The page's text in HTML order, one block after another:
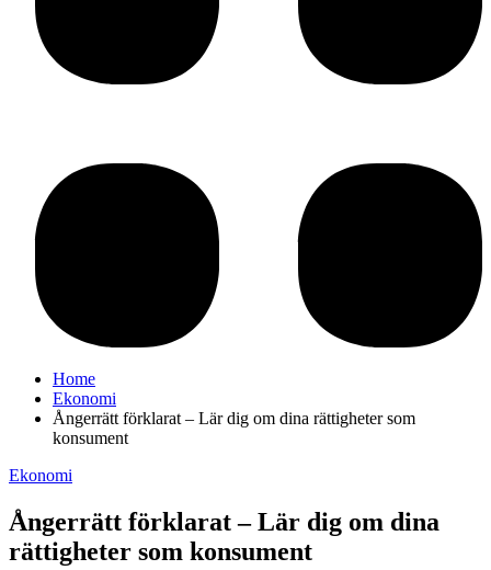
Home
Ekonomi
Ångerrätt förklarat – Lär dig om dina rättigheter som
konsument
Ekonomi
Ångerrätt förklarat – Lär dig om dina
rättigheter som konsument